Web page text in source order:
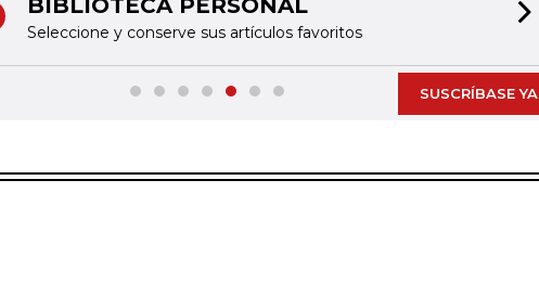
Seleccione y conserve sus artículos favoritos
SUSCRÍBASE YA